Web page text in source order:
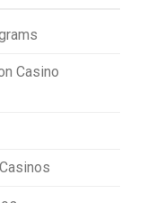
Casino